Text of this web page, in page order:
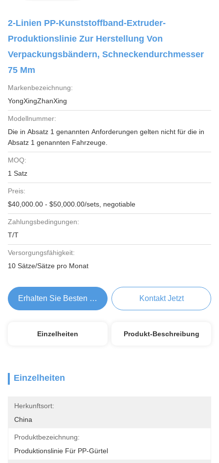
2-Linien PP-Kunststoffband-Extruder-
Produktionslinie Zur Herstellung Von
Verpackungsbändern, Schneckendurchmesser
75 Mm
Markenbezeichnung:
YongXingZhanXing
Modellnummer:
Die in Absatz 1 genannten Anforderungen gelten nicht für die in
Absatz 1 genannten Fahrzeuge.
MOQ:
1 Satz
Preis:
$40,000.00 - $50,000.00/sets, negotiable
Zahlungsbedingungen:
T/T
Versorgungsfähigkeit:
10 Sätze/Sätze pro Monat
Erhalten Sie Besten Preis Kontakt Jetzt
Einzelheiten Produkt-Beschreibung
Einzelheiten
Herkunftsort:
China
Produktbezeichnung:
Produktionslinie Für PP-Gürtel